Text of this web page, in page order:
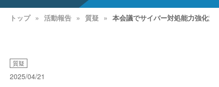
トップ 活動報告 質疑 本会議でサイバー対処能力強化法
質疑
2025/04/21